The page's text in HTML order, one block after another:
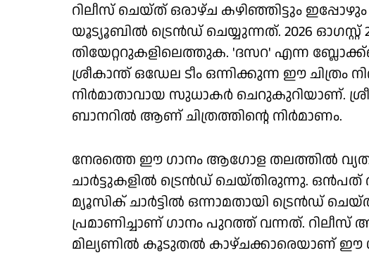
റിലീസ് ചെയ്ത് ഒരാഴ്ച കഴിഞ്ഞിട്ടും
യൂട്യൂബിൽ ട്രെൻഡ് ചെയ്യുന്നത്. 2026 ഓഗസ്റ്റ്
തിയേറ്ററുകളിലെത്തുക. 'ദസറ' എന്ന
ശ്രീകാന്ത് ഒഡേല ടീം ഒന്നിക്കുന്ന ഈ ചിത്രം
നിർമാതാവായ സുധാകർ ചെറുകുറിയാണ്.
ബാനറിൽ ആണ് ചിത്രത്തിന്റെ നിർമാണം.
നേരത്തെ ഈ ഗാനം ആഗോള തലത്തിൽ
ചാർട്ടുകളിൽ ട്രെൻഡ് ചെയ്തിരുന്നു.
മ്യൂസിക് ചാർട്ടിൽ ഒന്നാമതായി ട്രെൻഡ്
പ്രമാണിച്ചാണ് ഗാനം പുറത്ത് വന്നത്. റിലീസ്
മില്യണിൽ കൂടുതൽ കാഴ്ചക്കാരെയാണ് ഈ